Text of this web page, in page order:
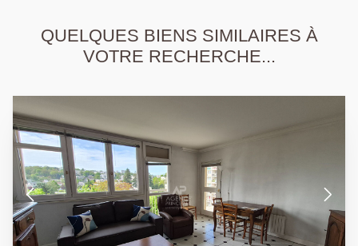
QUELQUES BIENS SIMILAIRES À
VOTRE RECHERCHE...